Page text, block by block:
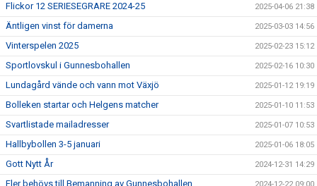
Flickor 12 SERIESEGRARE 2024-25 2025-04-06 21:38
Äntligen vinst för damerna 2025-03-03 14:56
Vinterspelen 2025 2025-02-23 15:12
Sportlovskul i Gunnesbohallen 2025-02-16 10:30
Lundagård vände och vann mot Växjö 2025-01-12 19:19
Bolleken startar och Helgens matcher 2025-01-10 11:53
Svartlistade mailadresser 2025-01-07 10:53
Hallbybollen 3-5 januari 2025-01-06 18:05
Gott Nytt År 2024-12-31 14:29
Fler behövs till Bemanning av Gunnesbohallen